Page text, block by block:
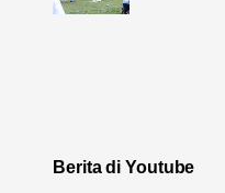
Berita di Youtube